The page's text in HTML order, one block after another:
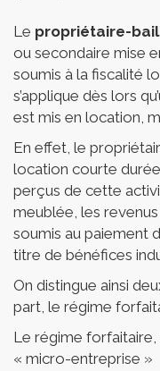
Le propriétaire-
ou secondaire mise
soumis à la fiscalité
s’applique dès lors
est mis en location,
En effet, le
location courte
perçus de cette
meublée, les
soumis au paiement
titre de bénéfices
On distingue ainsi
part, le régime
Le régime
« micro-entreprise »